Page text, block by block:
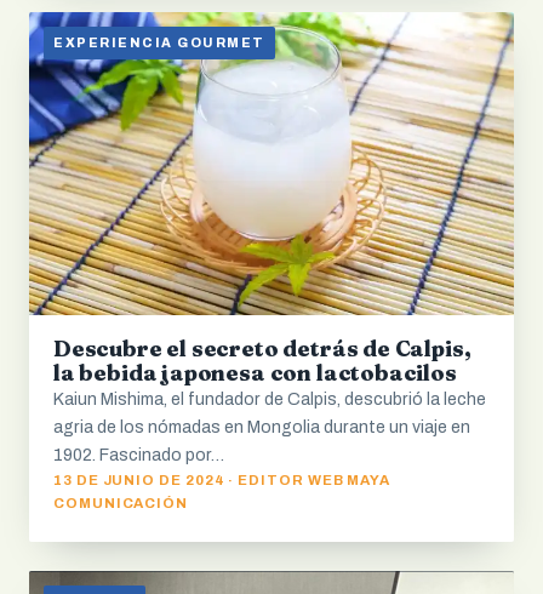
EXPERIENCIA GOURMET
Descubre el secreto detrás de Calpis,
la bebida japonesa con lactobacilos
Kaiun Mishima, el fundador de Calpis, descubrió la leche
agria de los nómadas en Mongolia durante un viaje en
1902. Fascinado por…
13 DE JUNIO DE 2024 · EDITOR WEB MAYA
COMUNICACIÓN